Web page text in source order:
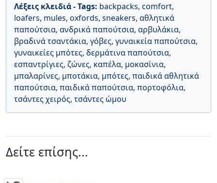
Λέξεις κλειδιά - Tags: backpacks, comfort,
loafers, mules, oxfords, sneakers, αθλητικά
παπούτσια, ανδρικά παπούτσια, αρβυλάκια,
βραδινά τσαντάκια, γόβες, γυναικεία παπούτσια,
γυναικείες μπότες, δερμάτινα παπούτσια,
εσπαντρίγιες, ζώνες, καπέλα, μοκασίνια,
μπαλαρίνες, μποτάκια, μπότες, παιδικά αθλητικά
παπούτσια, παιδικά παπούτσια, πορτοφόλια,
τσάντες χειρός, τσάντες ώμου
Δείτε επίσης...